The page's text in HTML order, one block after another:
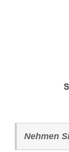
Nehmen